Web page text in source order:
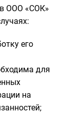
ООО «СОК»
его
для
на